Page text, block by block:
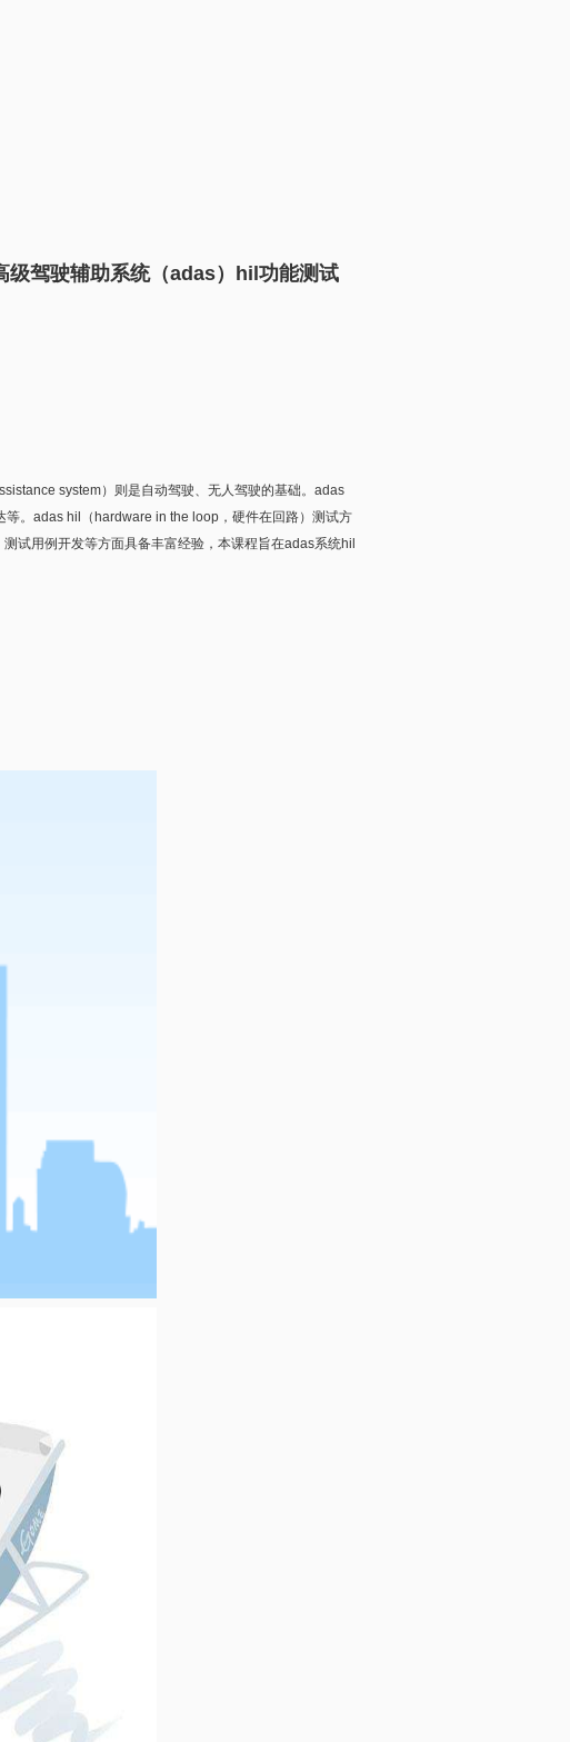
级驾驶辅助系统（adas）hil功能测试
system）则是自动驾驶、无人驾驶的基础。adas
。adas hil（hardware in the loop，硬件在回路）测试方
试用例开发等方面具备丰富经验，本课程旨在adas系统hil